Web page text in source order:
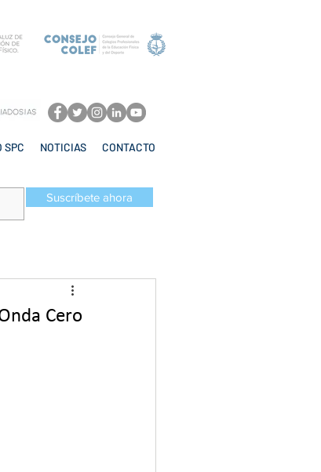
SPC NOTICIAS CONTACTO
Suscríbete ahora
Cero